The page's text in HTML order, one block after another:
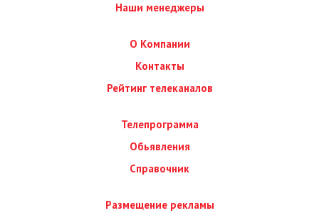
Наши менеджеры
О Компании
Контакты
Рейтинг телеканалов
Телепрограмма
Обьявления
Справочник
Размещение рекламы